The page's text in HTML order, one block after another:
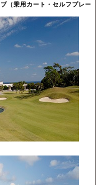
（乗用カート・セルフプレー）